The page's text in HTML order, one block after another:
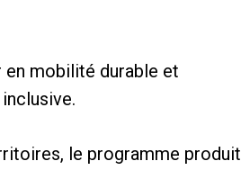
mobilité durable et
le programme produit